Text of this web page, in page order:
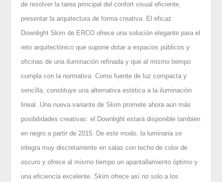
de resolver la tarea principal del confort visual eficiente,
presentar la arquitectura de forma creativa. El eficaz
Downlight Skim de ERCO ofrece una solución elegante para el
reto arquitectónico que supone dotar a espacios públicos y
oficinas de una iluminación refinada y que al mismo tiempo
cumpla con la normativa. Como fuente de luz compacta y
sencilla, constituye una alternativa estética a la iluminación
lineal. Una nueva variante de Skim promete ahora aún más
posibilidades creativas: el Downlight estará disponible también
en negro a partir de 2015. De este modo, la luminaria se
integra muy discretamente en salas con techo de color de
oscuro y ofrece al mismo tiempo un apantallamiento óptimo y
una eficiencia excelente. Skim ofrece así no solo a los